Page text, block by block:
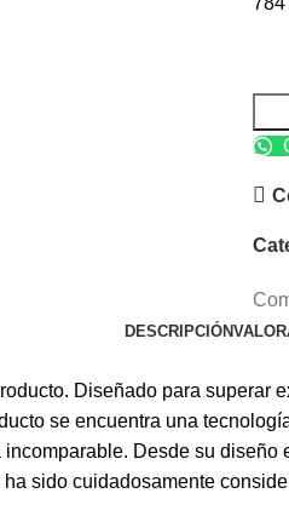
DESCRIPCIÓN
Diseñado para superar
se encuentra una
Desde su
sido cuidadosamente